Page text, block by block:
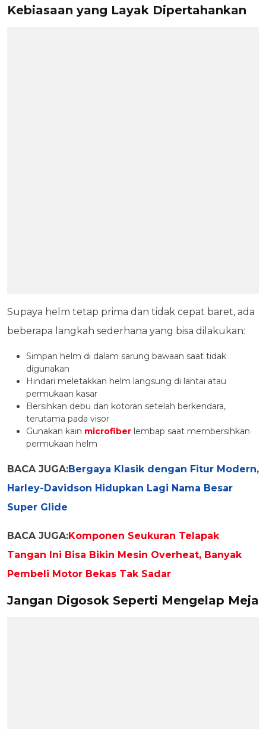
Kebiasaan yang Layak Dipertahankan
Supaya helm tetap prima dan tidak cepat baret, ada
beberapa langkah sederhana yang bisa dilakukan:
Simpan helm di dalam sarung bawaan saat tidak
digunakan
Hindari meletakkan helm langsung di lantai atau
permukaan kasar
Bersihkan debu dan kotoran setelah berkendara,
terutama pada visor
Gunakan kain microfiber lembap saat membersihkan
permukaan helm
BACA JUGA:Bergaya Klasik dengan Fitur Modern,
Harley-Davidson Hidupkan Lagi Nama Besar
Super Glide
BACA JUGA:Komponen Seukuran Telapak
Tangan Ini Bisa Bikin Mesin Overheat, Banyak
Pembeli Motor Bekas Tak Sadar
Jangan Digosok Seperti Mengelap Meja